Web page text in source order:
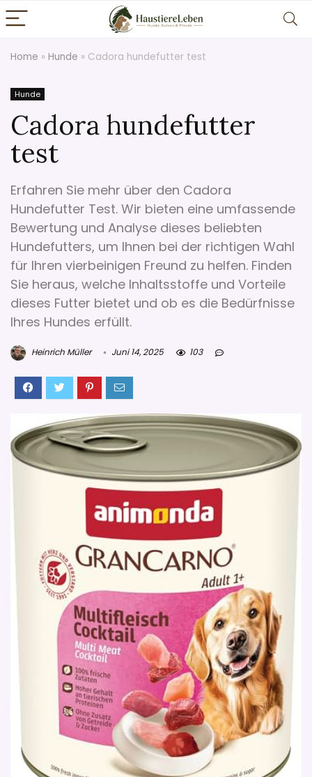
Home » Hunde » Cadora hundefutter test
Hunde
Cadora hundefutter
test
Erfahren Sie mehr über den Cadora
Hundefutter Test. Wir bieten eine umfassende
Bewertung und Analyse dieses beliebten
Hundefutters, um Ihnen bei der richtigen Wahl
für Ihren vierbeinigen Freund zu helfen. Finden
Sie heraus, welche Inhaltsstoffe und Vorteile
dieses Futter bietet und ob es die Bedürfnisse
Ihres Hundes erfüllt.
Heinrich Müller Juni 14, 2025 103